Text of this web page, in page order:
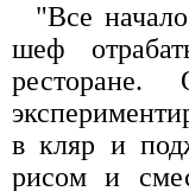
"Все
шеф
в кляр и
рисом и